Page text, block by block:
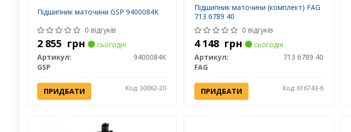
Підшипник маточини GSP 9400084K
0 відгуків
2 855 грн
сьогодні
Артикул:
9400084K
GSP
ПРИДБАТИ Код: 30062-20
Підшипник маточини (комплект) FAG
713 6789 40
0 відгуків
4 148 грн
сьогодні
Артикул:
713 6789 40
FAG
ПРИДБАТИ Код: 616743-6